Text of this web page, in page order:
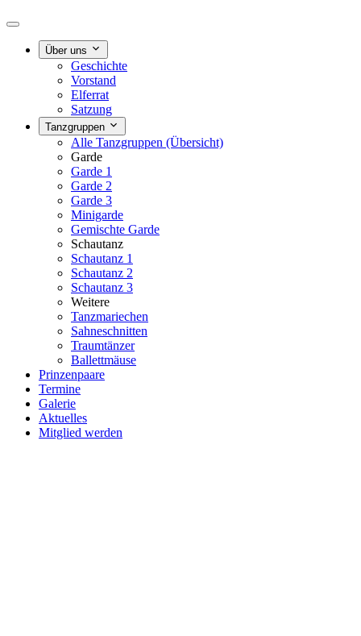
Über uns
Geschichte
Vorstand
Elferrat
Satzung
Tanzgruppen
Alle Tanzgruppen (Übersicht)
Garde
Garde 1
Garde 2
Garde 3
Minigarde
Gemischte Garde
Schautanz
Schautanz 1
Schautanz 2
Schautanz 3
Weitere
Tanzmariechen
Sahneschnitten
Traumtänzer
Ballettmäuse
Prinzenpaare
Termine
Galerie
Aktuelles
Mitglied werden